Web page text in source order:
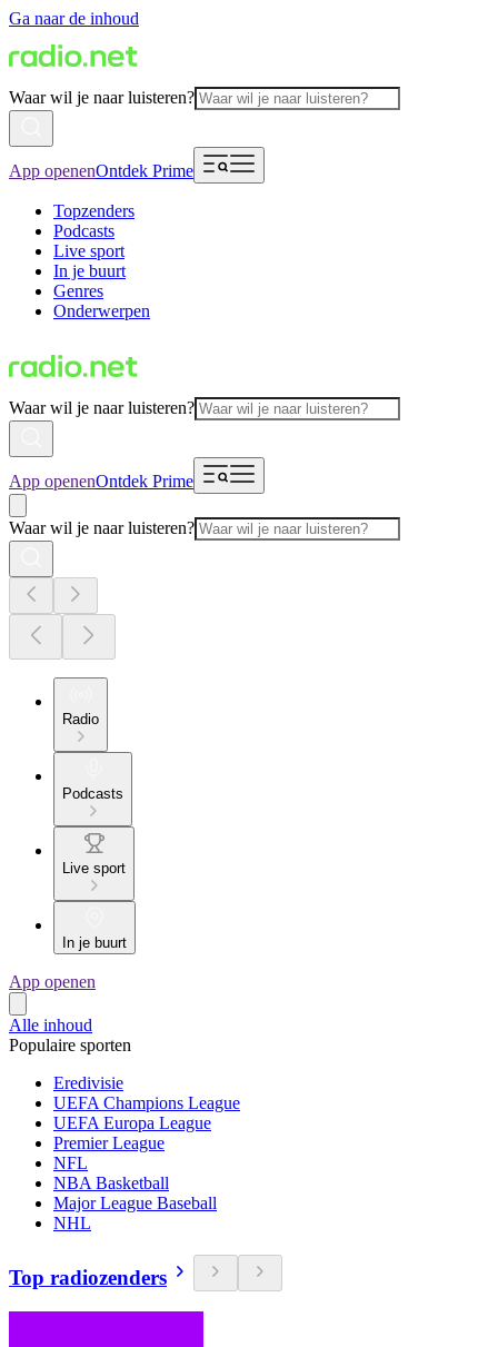
Ga naar de inhoud
Waar wil je naar luisteren?
App openenOntdek Prime
Topzenders
Podcasts
Live sport
In je buurt
Genres
Onderwerpen
Waar wil je naar luisteren?
App openenOntdek Prime
Waar wil je naar luisteren?
Radio
Podcasts
Live sport
In je buurt
App openen
Alle inhoud
Populaire sporten
Eredivisie
UEFA Champions League
UEFA Europa League
Premier League
NFL
NBA Basketball
Major League Baseball
NHL
Top radiozenders